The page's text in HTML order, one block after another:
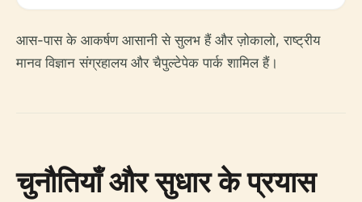
आस-पास के आकर्षण आसानी से सुलभ हैं और ज़ोकालो, राष्ट्रीय
मानव विज्ञान संग्रहालय और चैपुल्टेपेक पार्क शामिल हैं।
चुनौतियाँ और सुधार के प्रयास